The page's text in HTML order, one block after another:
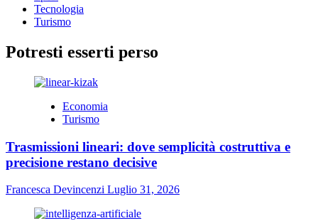
Tecnologia
Turismo
Potresti esserti perso
Economia
Turismo
Trasmissioni lineari: dove semplicità costruttiva e
precisione restano decisive
Francesca Devincenzi Luglio 31, 2026